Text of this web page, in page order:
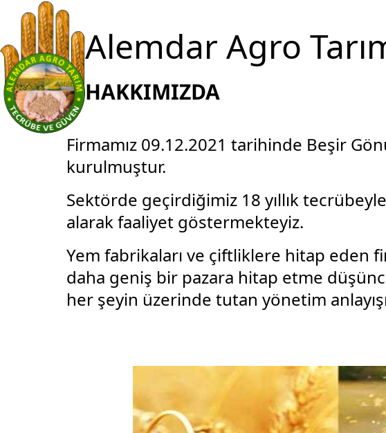
Alemdar Agro
HAKKIMIZDA
Firmamız 09.12.2021 tarihinde Beşir
kurulmuştur.
Sektörde geçirdiğimiz 18 yıllık
alarak faaliyet göstermekteyiz.
Yem fabrikaları ve çiftliklere hitap eden
daha geniş bir pazara hitap etme
her şeyin üzerinde tutan yönetim